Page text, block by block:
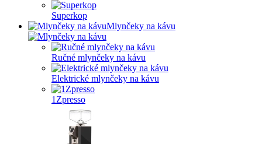
Superkop
Mlynčeky na kávu
Ručné mlynčeky na kávu
Elektrické mlynčeky na kávu
1Zpresso